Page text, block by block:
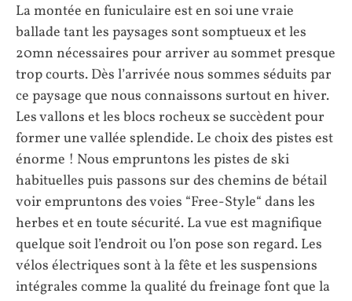
La montée en funiculaire est en soi une vraie
ballade tant les paysages sont somptueux et les
20mn nécessaires pour arriver au sommet presque
trop courts. Dès l’arrivée nous sommes séduits par
ce paysage que nous connaissons surtout en hiver.
Les vallons et les blocs rocheux se succèdent pour
former une vallée splendide. Le choix des pistes est
énorme ! Nous empruntons les pistes de ski
habituelles puis passons sur des chemins de bétail
voir empruntons des voies “Free-Style“ dans les
herbes et en toute sécurité. La vue est magnifique
quelque soit l’endroit ou l’on pose son regard. Les
vélos électriques sont à la fête et les suspensions
intégrales comme la qualité du freinage font que la